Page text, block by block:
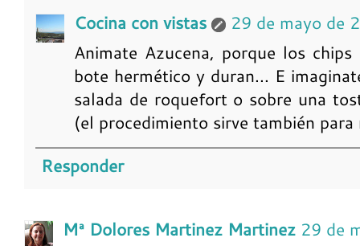
Cocina con vistas
29 de mayo de
Animate Azucena, porque los
bote hermético y duran... E
salada de roquefort o sobre una
(el procedimiento sirve también para
Responder
Mª Dolores Martinez Martinez 29 de